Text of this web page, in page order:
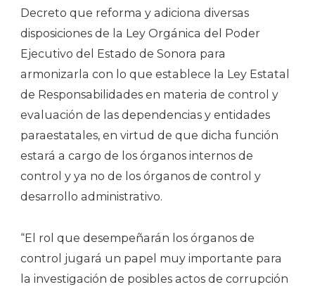
Decreto que reforma y adiciona diversas
disposiciones de la Ley Orgánica del Poder
Ejecutivo del Estado de Sonora para
armonizarla con lo que establece la Ley Estatal
de Responsabilidades en materia de control y
evaluación de las dependencias y entidades
paraestatales, en virtud de que dicha función
estará a cargo de los órganos internos de
control y ya no de los órganos de control y
desarrollo administrativo.
“El rol que desempeñarán los órganos de
control jugará un papel muy importante para
la investigación de posibles actos de corrupción